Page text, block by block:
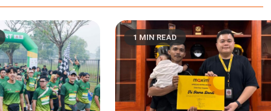
1 MIN READ